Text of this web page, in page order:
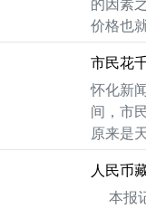
经成功
市场高
而，大
价格也
币收购
会想当
少为依
很片面
到停止
个过程
市民花
怀化新
间，市
原来是
“大馅饼
的他由
买了一
人民币
本报